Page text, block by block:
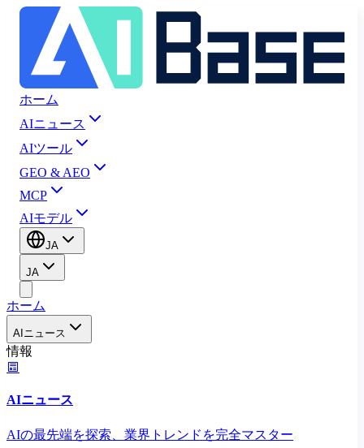
ホーム
AIニュース
AIツール
GEO & AEO
MCP
AIモデル
JA
JA
ホーム
AIニュース
情報
AIニュース
AIの最先端を探索、業界トレンドを完全マスター